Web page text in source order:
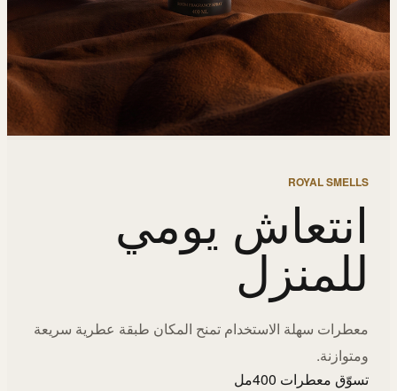
ROYAL SMELLS
انتعاش يومي
للمنزل
معطرات سهلة الاستخدام تمنح المكان طبقة عطرية سريعة
ومتوازنة.
تسوّق معطرات 400مل